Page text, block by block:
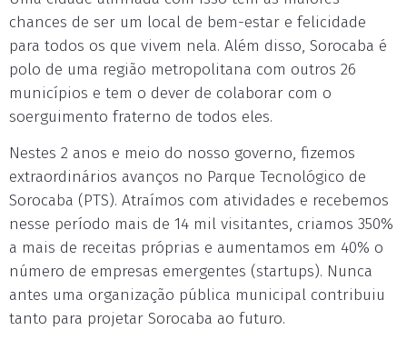
chances de ser um local de bem-estar e felicidade
para todos os que vivem nela. Além disso, Sorocaba é
polo de uma região metropolitana com outros 26
municípios e tem o dever de colaborar com o
soerguimento fraterno de todos eles.
Nestes 2 anos e meio do nosso governo, fizemos
extraordinários avanços no Parque Tecnológico de
Sorocaba (PTS). Atraímos com atividades e recebemos
nesse período mais de 14 mil visitantes, criamos 350%
a mais de receitas próprias e aumentamos em 40% o
número de empresas emergentes (startups). Nunca
antes uma organização pública municipal contribuiu
tanto para projetar Sorocaba ao futuro.